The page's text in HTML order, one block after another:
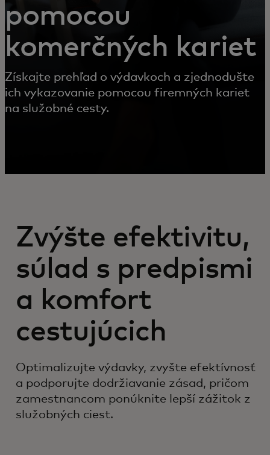
pomocou
komerčných kariet
Získajte prehľad o výdavkoch a zjednodušte
ich vykazovanie pomocou firemných kariet
na služobné cesty.
Zvýšte efektivitu,
súlad s predpismi
a komfort
cestujúcich
Optimalizujte výdavky, zvyšte efektívnosť
a podporujte dodržiavanie zásad, pričom
zamestnancom ponúknite lepší zážitok z
služobných ciest.